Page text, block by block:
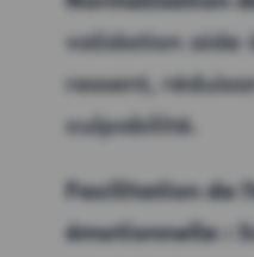
validation aide
ressent,
culpabilité.
Facilitation de
émotionnelle :